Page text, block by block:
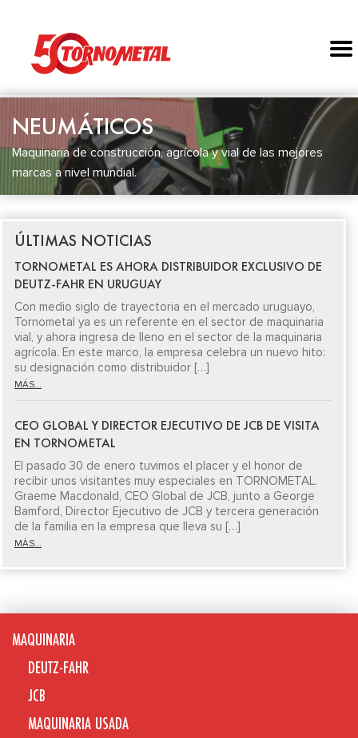
NEUMÁTICOS
Maquinaria de construcción, agrícola y vial de las mejores
marcas a nivel mundial.
ÚLTIMAS NOTICIAS
TORNOMETAL ES AHORA DISTRIBUIDOR EXCLUSIVO DE
DEUTZ-FAHR EN URUGUAY
Con medio siglo de trayectoria en el mercado uruguayo,
Tornometal ya es un referente en el sector de maquinaria
vial, y ahora ingresa de lleno en el sector de la maquinaria
agrícola. En este marco, la empresa celebra un nuevo hito:
su designación como distribuidor […]
MÁS...
CEO GLOBAL Y DIRECTOR EJECUTIVO DE JCB DE VISITA
EN TORNOMETAL
El pasado 30 de enero tuvimos el placer y el honor de
recibir unos visitantes muy especiales en TORNOMETAL.
Graeme Macdonald, CEO Global de JCB, junto a George
Bamford, Director Ejecutivo de JCB y tercera generación
de la familia en la empresa que lleva su […]
MÁS...
MAQUINARIA
DEUTZ-FAHR
JCB
MAQUINARIA USADA